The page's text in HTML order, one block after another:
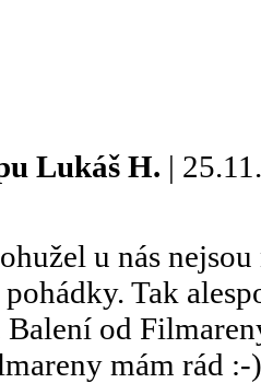
Lukáš H. |
u nás
Tak
od
mám rád :-)